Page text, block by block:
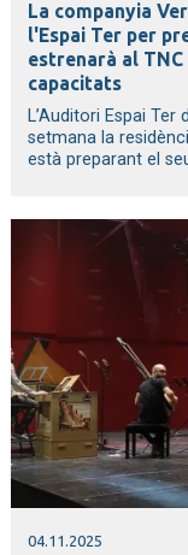
La companyia
l'Espai Ter per
estrenarà al
capacitats
L’Auditori Espai
setmana la
està preparant el
04.11.2025